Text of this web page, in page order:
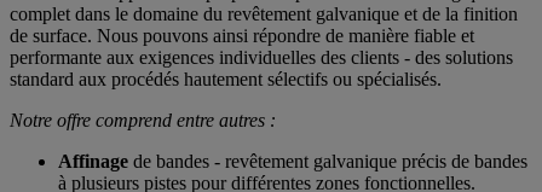
complet dans le domaine du revêtement galvanique et de la finition
de surface. Nous pouvons ainsi répondre de manière fiable et
performante aux exigences individuelles des clients - des solutions
standard aux procédés hautement sélectifs ou spécialisés.
Notre offre comprend entre autres :
Affinage de bandes - revêtement galvanique précis de bandes
à plusieurs pistes pour différentes zones fonctionnelles.